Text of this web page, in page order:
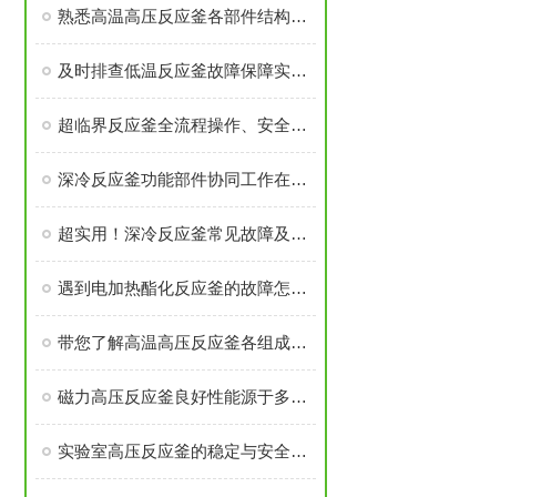
熟悉高温高压反应釜各部件结构与作用保障实验过程安全稳定
及时排查低温反应釜故障保障实验与生产工序稳定开展
超临界反应釜全流程操作、安全管控与日常维护要求
深冷反应釜功能部件协同工作在低温度下维持反应体系的稳定性
超实用！深冷反应釜常见故障及解决办法大汇总
遇到电加热酯化反应釜的故障怎么办
带您了解高温高压反应釜各组成部件的功能特点
磁力高压反应釜良好性能源于多个高可靠性功能模块的精密集成
实验室高压反应釜的稳定与安全源于多个核心部件的科学设计